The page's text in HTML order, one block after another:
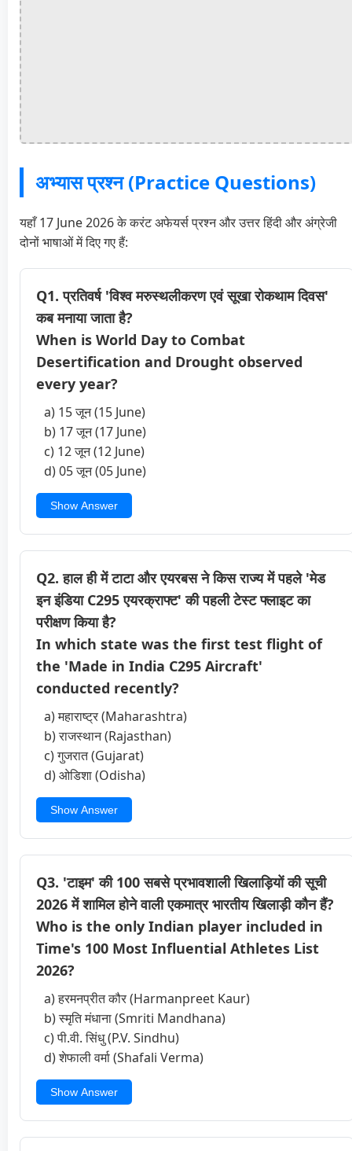
अभ्यास प्रश्न (Practice Questions)
यहाँ 17 June 2026 के करंट अफेयर्स प्रश्न और उत्तर हिंदी और अंग्रेजी
दोनों भाषाओं में दिए गए हैं:
Q1. प्रतिवर्ष 'विश्व मरुस्थलीकरण एवं सूखा रोकथाम दिवस'
कब मनाया जाता है?
When is World Day to Combat
Desertification and Drought observed
every year?
a) 15 जून (15 June)
b) 17 जून (17 June)
c) 12 जून (12 June)
d) 05 जून (05 June)
Show Answer
Q2. हाल ही में टाटा और एयरबस ने किस राज्य में पहले 'मेड
इन इंडिया C295 एयरक्राफ्ट' की पहली टेस्ट फ्लाइट का
परीक्षण किया है?
In which state was the first test flight of
the 'Made in India C295 Aircraft'
conducted recently?
a) महाराष्ट्र (Maharashtra)
b) राजस्थान (Rajasthan)
c) गुजरात (Gujarat)
d) ओडिशा (Odisha)
Show Answer
Q3. 'टाइम' की 100 सबसे प्रभावशाली खिलाड़ियों की सूची
2026 में शामिल होने वाली एकमात्र भारतीय खिलाड़ी कौन हैं?
Who is the only Indian player included in
Time's 100 Most Influential Athletes List
2026?
a) हरमनप्रीत कौर (Harmanpreet Kaur)
b) स्मृति मंधाना (Smriti Mandhana)
c) पी.वी. सिंधु (P.V. Sindhu)
d) शेफाली वर्मा (Shafali Verma)
Show Answer